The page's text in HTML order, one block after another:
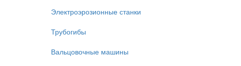
Электроэрозионные станки
Трубогибы
Вальцовочные машины